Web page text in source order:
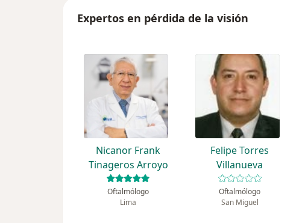
Expertos en pérdida de la visión
Nicanor Frank
Tinageros Arroyo
Oftalmólogo
Lima
Felipe Torres
Villanueva
Oftalmólogo
San Miguel